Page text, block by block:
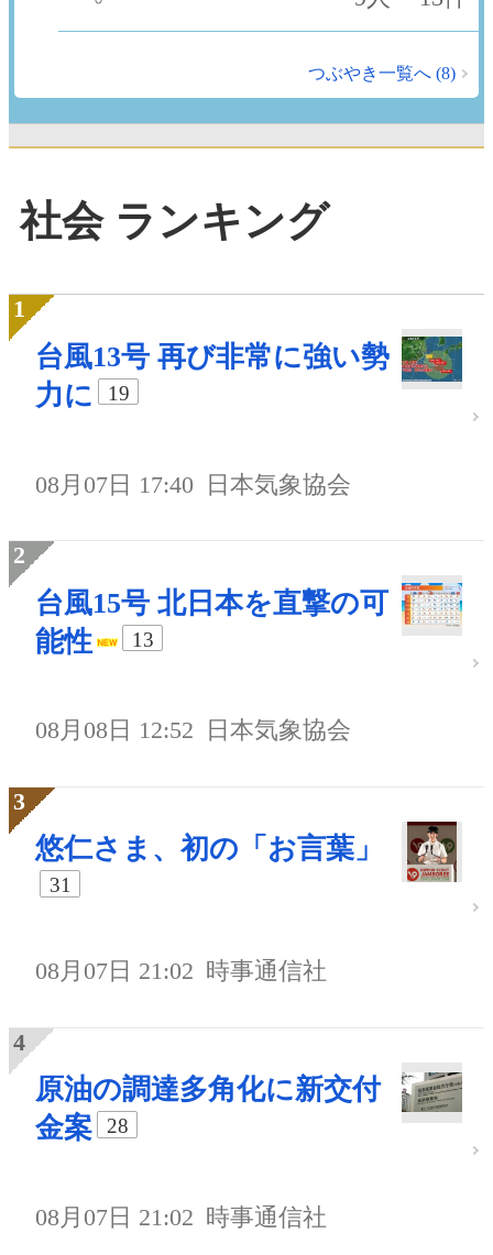
つぶやき一覧へ (8)
社会 ランキング
台風13号 再び非常に強い勢
力に
19
08月07日 17:40 日本気象協会
台風15号 北日本を直撃の可
能性
13
08月08日 12:52 日本気象協会
悠仁さま、初の「お言葉」
31
08月07日 21:02 時事通信社
原油の調達多角化に新交付
金案
28
08月07日 21:02 時事通信社